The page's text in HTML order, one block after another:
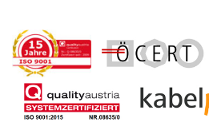
Stützpunkt